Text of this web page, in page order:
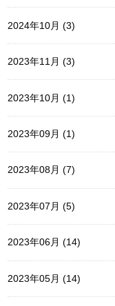
2024年10月 (3)
2023年11月 (3)
2023年10月 (1)
2023年09月 (1)
2023年08月 (7)
2023年07月 (5)
2023年06月 (14)
2023年05月 (14)